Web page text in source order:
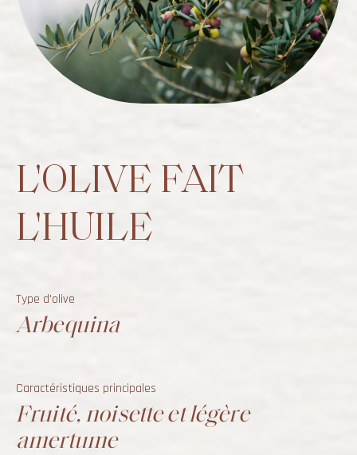
L'OLIVE FAIT
L'HUILE
Type d'olive
Arbequina
Caractéristiques principales
Fruité, noisette et légère
amertume